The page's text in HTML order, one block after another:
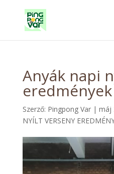
Anyák napi
Szerző: Pingpong Var| máj
NYÍLT VERSENY